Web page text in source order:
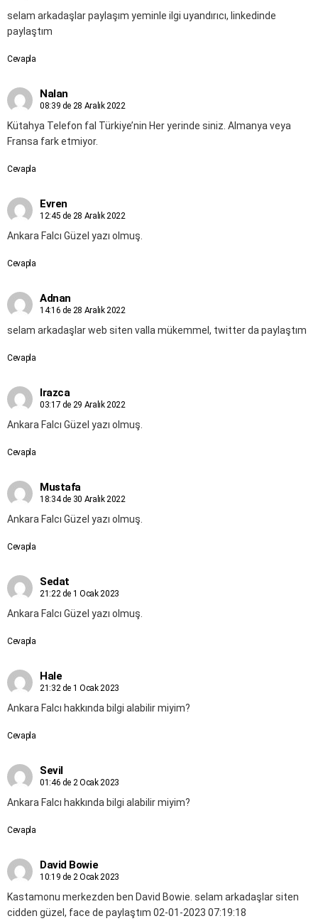
selam arkadaşlar paylaşım yeminle ilgi uyandırıcı, linkedinde
paylaştım
Cevapla
Nalan
08:39 de 28 Aralık 2022
Kütahya Telefon fal Türkiye’nin Her yerinde siniz. Almanya veya
Fransa fark etmiyor.
Cevapla
Evren
12:45 de 28 Aralık 2022
Ankara Falcı Güzel yazı olmuş.
Cevapla
Adnan
14:16 de 28 Aralık 2022
selam arkadaşlar web siten valla mükemmel, twitter da paylaştım
Cevapla
Irazca
03:17 de 29 Aralık 2022
Ankara Falcı Güzel yazı olmuş.
Cevapla
Mustafa
18:34 de 30 Aralık 2022
Ankara Falcı Güzel yazı olmuş.
Cevapla
Sedat
21:22 de 1 Ocak 2023
Ankara Falcı Güzel yazı olmuş.
Cevapla
Hale
21:32 de 1 Ocak 2023
Ankara Falcı hakkında bilgi alabilir miyim?
Cevapla
Sevil
01:46 de 2 Ocak 2023
Ankara Falcı hakkında bilgi alabilir miyim?
Cevapla
David Bowie
10:19 de 2 Ocak 2023
Kastamonu merkezden ben David Bowie. selam arkadaşlar siten
cidden güzel, face de paylaştım 02-01-2023 07:19:18